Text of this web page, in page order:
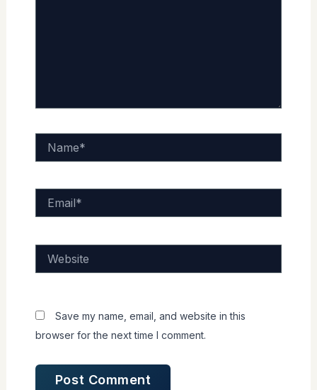
Save my name, email, and website in this
browser for the next time I comment.